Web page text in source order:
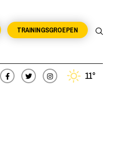
TRAININGSGROEPEN
11°